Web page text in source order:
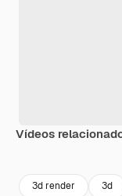
Vídeos
3d render 3d